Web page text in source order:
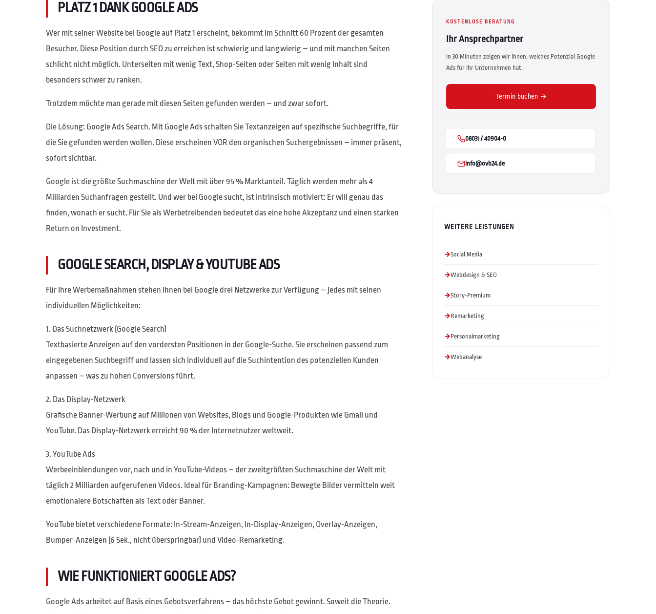
PLATZ 1 DANK GOOGLE ADS
Wer mit seiner Website bei Google auf Platz 1 erscheint, bekommt im Schnitt 60 Prozent der gesamten
Besucher. Diese Position durch SEO zu erreichen ist schwierig und langwierig – und mit manchen Seiten
schlicht nicht möglich. Unterseiten mit wenig Text, Shop-Seiten oder Seiten mit wenig Inhalt sind
besonders schwer zu ranken.
Trotzdem möchte man gerade mit diesen Seiten gefunden werden – und zwar sofort.
Die Lösung: Google Ads Search. Mit Google Ads schalten Sie Textanzeigen auf spezifische Suchbegriffe, für
die Sie gefunden werden wollen. Diese erscheinen VOR den organischen Suchergebnissen – immer präsent,
sofort sichtbar.
Google ist die größte Suchmaschine der Welt mit über 95 % Marktanteil. Täglich werden mehr als 4
Milliarden Suchanfragen gestellt. Und wer bei Google sucht, ist intrinsisch motiviert: Er will genau das
finden, wonach er sucht. Für Sie als Werbetreibenden bedeutet das eine hohe Akzeptanz und einen starken
Return on Investment.
GOOGLE SEARCH, DISPLAY & YOUTUBE ADS
Für Ihre Werbemaßnahmen stehen Ihnen bei Google drei Netzwerke zur Verfügung – jedes mit seinen
individuellen Möglichkeiten:
1. Das Suchnetzwerk (Google Search)
Textbasierte Anzeigen auf den vordersten Positionen in der Google-Suche. Sie erscheinen passend zum
eingegebenen Suchbegriff und lassen sich individuell auf die Suchintention des potenziellen Kunden
anpassen – was zu hohen Conversions führt.
2. Das Display-Netzwerk
Grafische Banner-Werbung auf Millionen von Websites, Blogs und Google-Produkten wie Gmail und
YouTube. Das Display-Netzwerk erreicht 90 % der Internetnutzer weltweit.
3. YouTube Ads
Werbeeinblendungen vor, nach und in YouTube-Videos – der zweitgrößten Suchmaschine der Welt mit
täglich 2 Milliarden aufgerufenen Videos. Ideal für Branding-Kampagnen: Bewegte Bilder vermitteln weit
emotionalere Botschaften als Text oder Banner.
YouTube bietet verschiedene Formate: In-Stream-Anzeigen, In-Display-Anzeigen, Overlay-Anzeigen,
Bumper-Anzeigen (6 Sek., nicht überspringbar) und Video-Remarketing.
WIE FUNKTIONIERT GOOGLE ADS?
Google Ads arbeitet auf Basis eines Gebotsverfahrens – das höchste Gebot gewinnt. Soweit die Theorie.
KOSTENLOSE BERATUNG
Ihr Ansprechpartner
In 30 Minuten zeigen wir Ihnen, welches Potenzial Google
Ads für Ihr Unternehmen hat.
Termin buchen →
08031 / 40904-0
info@ovb24.de
WEITERE LEISTUNGEN
Social Media
Webdesign & SEO
Story-Premium
Remarketing
Personalmarketing
Webanalyse